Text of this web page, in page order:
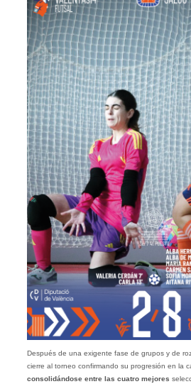
Después de una exigente fase de grupos y de
cierre al torneo confirmando su progresión en la
consolidándose entre las cuatro mejores